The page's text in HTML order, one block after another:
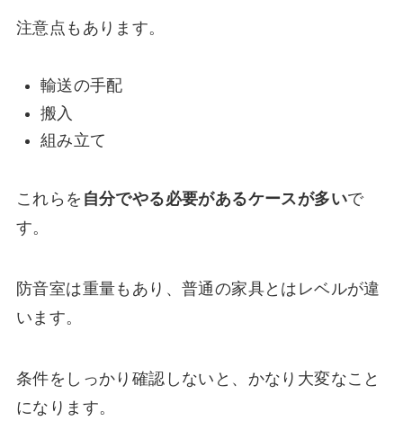
注意点もあります。
輸送の手配
搬入
組み立て
これらを 自分でやる必要があるケースが多いで
す。
防音室は重量もあり、普通の家具とはレベルが違
います。
条件をしっかり確認しないと、かなり大変なこと
になります。